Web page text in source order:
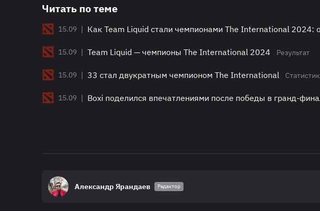
Читать по теме
15.09 | Как Team Liquid стали чемпионами The International 2024:
15.09 | Team Liquid — чемпионы The International 2024 Результат
15.09 | 33 стал двукратным чемпионом The International
15.09 | Boxi поделился впечатлениями после победы в гранд-
Александр Ярандаев Редактор